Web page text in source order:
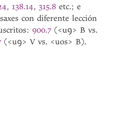
, 138.14, 315.8 etc.; e
con diferente lección
900.7 (<uꝯ> B vs.
(<uꝯ> V vs. <uos> B).